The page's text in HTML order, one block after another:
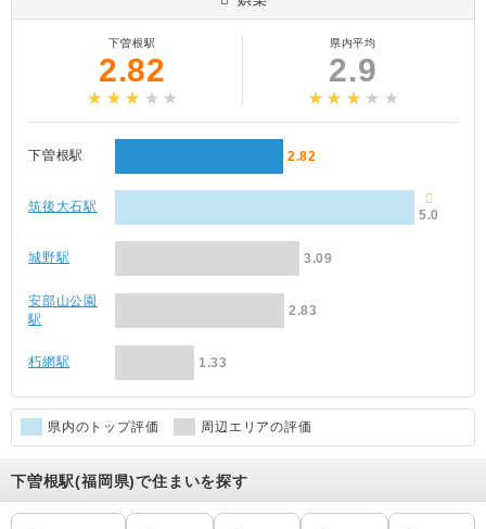
下曽根駅
2.82
県内平均
2.9
下曽根駅 2.82
筑後大石駅
5.0
城野駅 3.09
安部山公園
駅
2.83
朽網駅 1.33
県内のトップ評価 周辺エリアの評価
下曽根駅(福岡県)で住まいを探す